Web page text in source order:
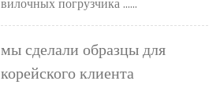
мы сделали образцы для
корейского клиента